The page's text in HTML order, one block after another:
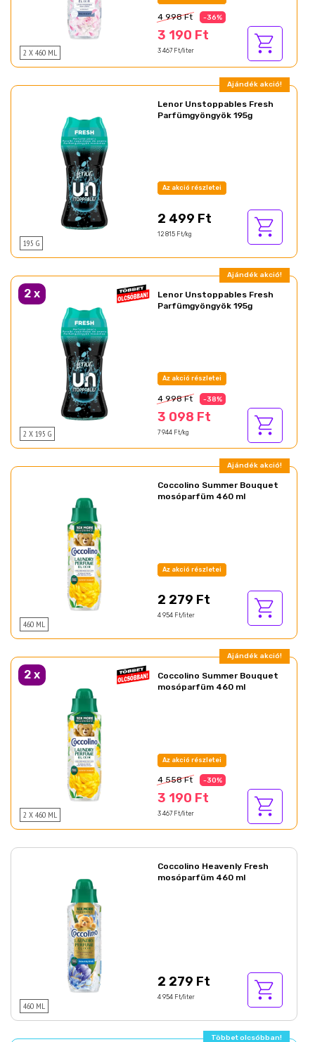
2 X 460 ML
4 998 Ft -36%
3 190 Ft
3 467 Ft/liter
Ajándék akció!
195 G
Lenor Unstoppables Fresh
Parfümgyöngyök 195g
Az akció részletei
2 499 Ft
12 815 Ft/kg
Ajándék akció!
2 x
2 X 195 G
Lenor Unstoppables Fresh
Parfümgyöngyök 195g
Az akció részletei
4 998 Ft -38%
3 098 Ft
7 944 Ft/kg
Ajándék akció!
460 ML
Coccolino Summer Bouquet
mosóparfüm 460 ml
Az akció részletei
2 279 Ft
4 954 Ft/liter
Ajándék akció!
2 x
2 X 460 ML
Coccolino Summer Bouquet
mosóparfüm 460 ml
Az akció részletei
4 558 Ft -30%
3 190 Ft
3 467 Ft/liter
460 ML
Coccolino Heavenly Fresh
mosóparfüm 460 ml
2 279 Ft
4 954 Ft/liter
Többet olcsóbban!